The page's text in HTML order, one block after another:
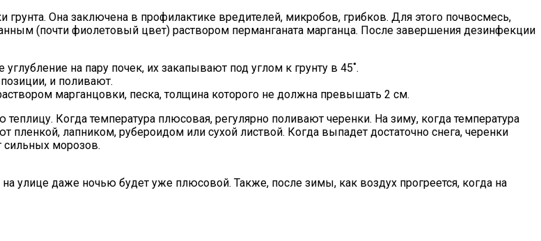
грунта. Она заключена в профилактике вредителей, микробов, грибков. Для этого почвосмесь,
(почти фиолетовый цвет) раствором перманганата марганца. После завершения дезинфекции
на пару почек, их закапывают под углом к грунту в 45˚.
и поливают.
марганцовки, песка, толщина которого не должна превышать 2 см.
Когда температура плюсовая, регулярно поливают черенки. На зиму, когда температура
пленкой, лапником, рубероидом или сухой листвой. Когда выпадет достаточно снега, черенки
сильных морозов.
улице даже ночью будет уже плюсовой. Также, после зимы, как воздух прогреется, когда на